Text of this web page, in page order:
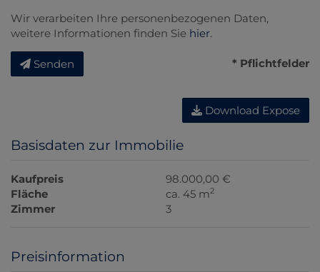
Wir verarbeiten Ihre personenbezogenen Daten,
weitere Informationen finden Sie hier.
Senden * Pflichtfelder
Download Expose
Basisdaten zur Immobilie
Kaufpreis
98.000,00 €
Fläche
ca. 45 m2
Zimmer 3
Preisinformation